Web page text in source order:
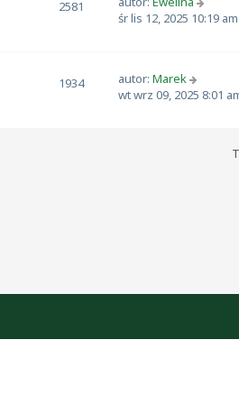
2581
śr lis 12, 2025 10:19 am
1934 autor: Marek
wt wrz 09, 2025 8:01